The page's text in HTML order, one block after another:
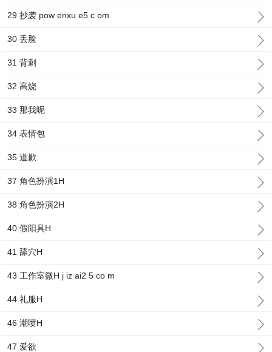
29 抄袭 pow enxu e5 c om
30 丢脸
31 背刺
32 高烧
33 那我呢
34 表情包
35 道歉
37 角色扮演1H
38 角色扮演2H
40 假阳具H
41 舔穴H
43 工作室微H j iz ai2 5 co m
44 礼服H
46 潮喷H
47 爱欲